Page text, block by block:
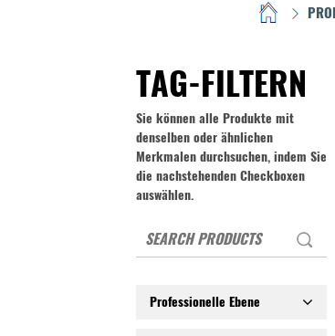
HOME /
TAG-FILTERN
Sie können alle Produkte mit
denselben oder ähnlichen
Merkmalen durchsuchen, indem Sie
die nachstehenden Checkboxen
auswählen.
Professionelle Ebene